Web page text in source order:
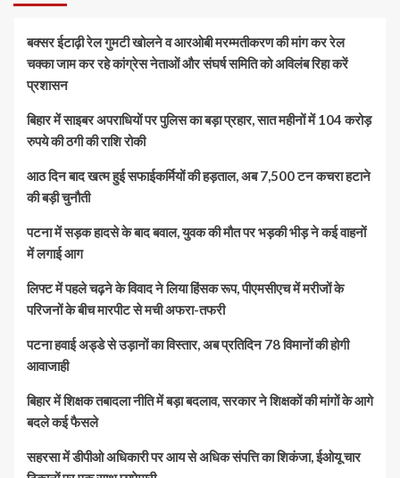
बक्सर ईटाढ़ी रेल गुमटी खोलने व आरओबी मरम्मतीकरण की मांग कर रेल
चक्का जाम कर रहे कांग्रेस नेताओं और संघर्ष समिति को अविलंब रिहा करें
प्रशासन
बिहार में साइबर अपराधियों पर पुलिस का बड़ा प्रहार, सात महीनों में 104 करोड़
रुपये की ठगी की राशि रोकी
आठ दिन बाद खत्म हुई सफाईकर्मियों की हड़ताल, अब 7,500 टन कचरा हटाने
की बड़ी चुनौती
पटना में सड़क हादसे के बाद बवाल, युवक की मौत पर भड़की भीड़ ने कई वाहनों
में लगाई आग
लिफ्ट में पहले चढ़ने के विवाद ने लिया हिंसक रूप, पीएमसीएच में मरीजों के
परिजनों के बीच मारपीट से मची अफरा-तफरी
पटना हवाई अड्डे से उड़ानों का विस्तार, अब प्रतिदिन 78 विमानों की होगी
आवाजाही
बिहार में शिक्षक तबादला नीति में बड़ा बदलाव, सरकार ने शिक्षकों की मांगों के आगे
बदले कई फैसले
सहरसा में डीपीओ अधिकारी पर आय से अधिक संपत्ति का शिकंजा, ईओयू चार